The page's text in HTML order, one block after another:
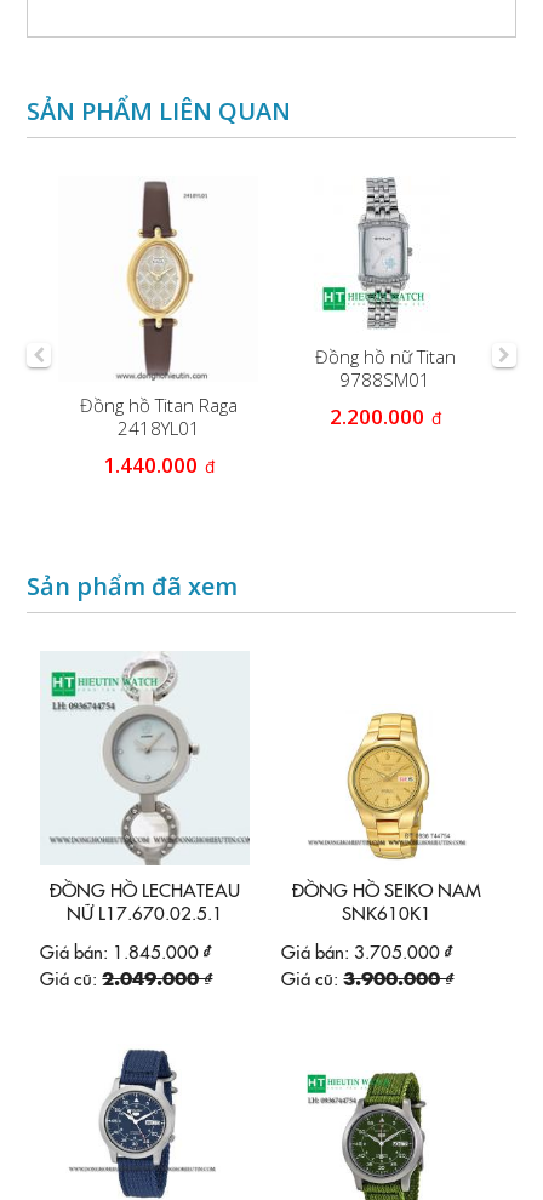
SẢN PHẨM LIÊN QUAN
Đồng hồ Titan Raga
2418YL01
1.440.000 đ
Đồng hồ nữ Titan
9788SM01
2.200.000 đ
Sản phẩm đã xem
ĐỒNG HỒ LECHATEAU
NỮ L17.670.02.5.1
Giá bán: 1.845.000 ₫
Giá cũ: 2.049.000 ₫
ĐỒNG HỒ SEIKO NAM
SNK610K1
Giá bán: 3.705.000 ₫
Giá cũ: 3.900.000 ₫